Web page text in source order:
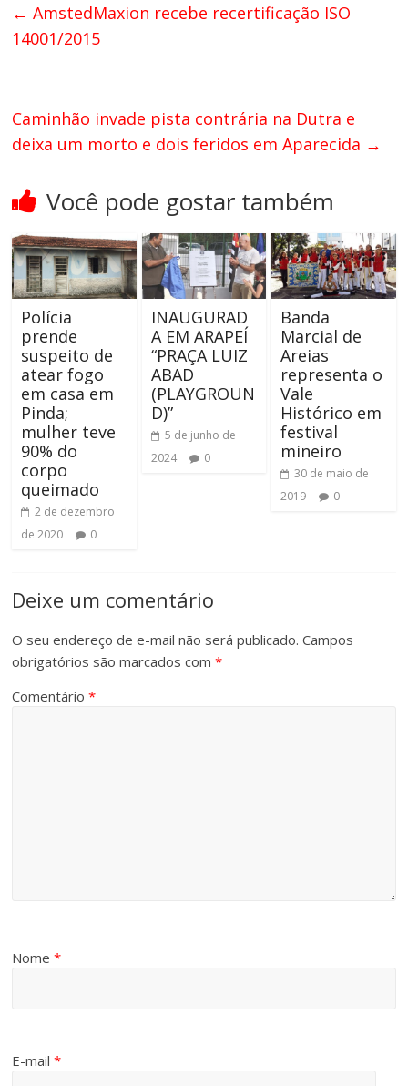
← AmstedMaxion recebe recertificação ISO
14001/2015
Caminhão invade pista contrária na Dutra e
deixa um morto e dois feridos em Aparecida →
Você pode gostar também
Polícia
prende
suspeito de
atear fogo
em casa em
Pinda;
mulher teve
90% do
corpo
queimado
2 de dezembro
de 2020
0
INAUGURAD
A EM ARAPEÍ
“PRAÇA LUIZ
ABAD
(PLAYGROUN
D)”
5 de junho de
2024
0
Banda
Marcial de
Areias
representa o
Vale
Histórico em
festival
mineiro
30 de maio de
2019
0
Deixe um comentário
O seu endereço de e-mail não será publicado. Campos
obrigatórios são marcados com*
Comentário*
Nome*
E-mail*